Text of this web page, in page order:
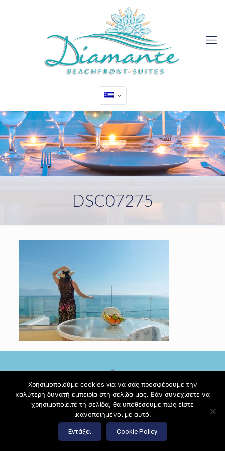
DSC07275
© 2017 Diamante Beach Front Suites Apartment Suites |
Κατασκευή ιστοσελίδωνHi Web
Χρησιμοποιούμε cookies για να σας προσφέρουμε την
καλύτερη δυνατή εμπειρία στη σελίδα μας. Εάν συνεχίσετε να
χρησιμοποιείτε τη σελίδα, θα υποθέσουμε πως είστε
ικανοποιημένοι με αυτό.
Εντάξει Cookie Policy